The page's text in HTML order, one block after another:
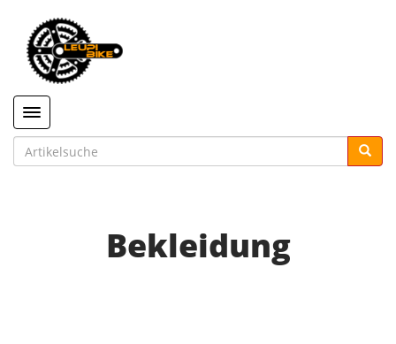
Toggle navigation
Bekleidung